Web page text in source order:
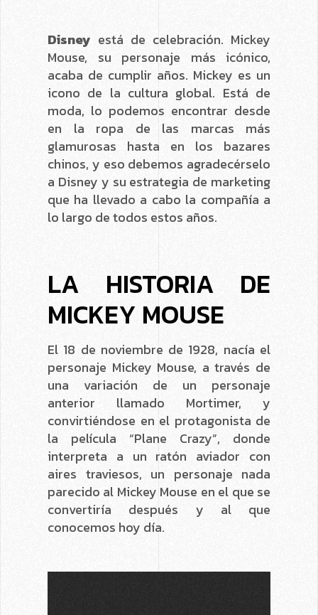
Disney está de celebración. Mickey
Mouse, su personaje más icónico,
acaba de cumplir años. Mickey es un
icono de la cultura global. Está de
moda, lo podemos encontrar desde
en la ropa de las marcas más
glamurosas hasta en los bazares
chinos, y eso debemos agradecérselo
a Disney y su estrategia de marketing
que ha llevado a cabo la compañía a
lo largo de todos estos años.
LA HISTORIA DE
MICKEY MOUSE
El 18 de noviembre de 1928, nacía el
personaje Mickey Mouse, a través de
una variación de un personaje
anterior llamado Mortimer, y
convirtiéndose en el protagonista de
la película “Plane Crazy”, donde
interpreta a un ratón aviador con
aires traviesos, un personaje nada
parecido al Mickey Mouse en el que se
convertiría después y al que
conocemos hoy día.